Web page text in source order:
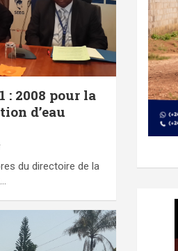
: 2008 pour la
d’eau
du directoire de la